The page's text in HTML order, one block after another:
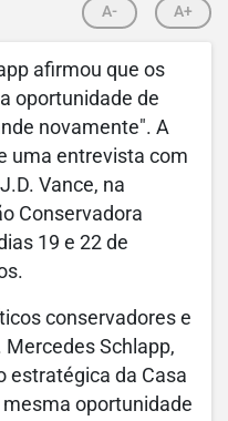
A- A+
afirmou que os
oportunidade de
novamente". A
uma entrevista com
Vance, na
Conservadora
19 e 22 de
conservadores e
Schlapp,
estratégica da Casa
oportunidade